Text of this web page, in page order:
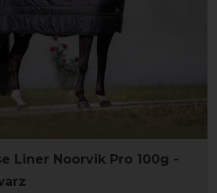
Liner Noorvik Pro 100g -